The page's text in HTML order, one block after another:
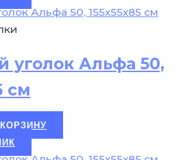
уголок Альфа 50,
см